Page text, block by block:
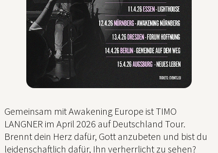
Gemeinsam mit Awakening Europe ist TIMO
LANGNER im April 2026 auf Deutschland Tour.
Brennt dein Herz dafür, Gott anzubeten und bist du
leidenschaftlich dafür, Ihn verherrlicht zu sehen?